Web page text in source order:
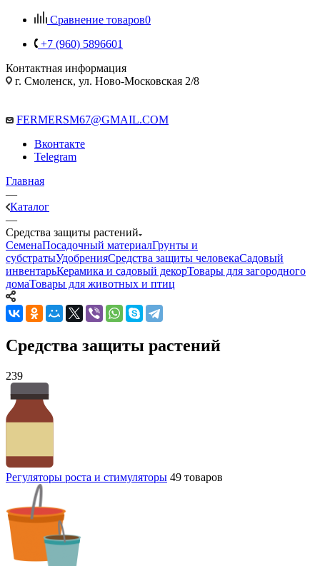
Сравнение товаров0
+7 (960) 5896601
Контактная информация
г. Смоленск, ул. Ново-Московская 2/8
FERMERSM67@GMAIL.COM
Вконтакте
Telegram
Главная
—
Каталог
—
Средства защиты растений
СеменаПосадочный материалГрунты и
субстратыУдобренияСредства защиты человекаСадовый
инвентарьКерамика и садовый декорТовары для загородного
домаТовары для животных и птиц
Средства защиты растений
239
Регуляторы роста и стимуляторы 49 товаров